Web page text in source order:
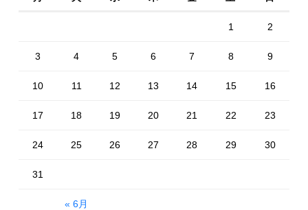
« 6月
1 2
3 4 5 6 7 8 9
10 11 12 13 14 15 16
17 18 19 20 21 22 23
24 25 26 27 28 29 30
31